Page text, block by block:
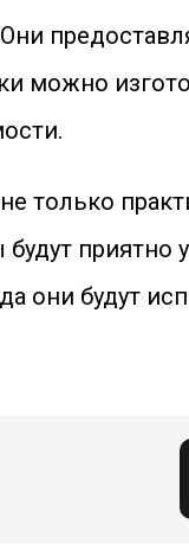
можно
только
они будут